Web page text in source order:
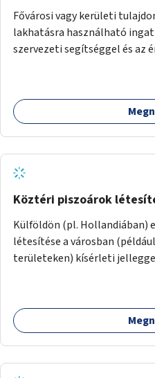
Fővárosi vagy kerületi
lakhatásra használható
szervezeti segítséggel és az
Köztéri piszoárok
Külföldön (pl.
létesítése a városban
területeken) kísérleti